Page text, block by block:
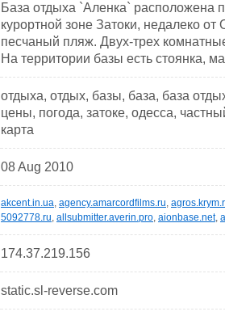
База отдыха `Аленка` расположена
курортной зоне Затоки, недалеко
песчаный пляж. Двух-трех
На территории базы есть стоянка,
отдыха, отдых, базы, база, база
цены, погода, затоке, одесса,
карта
08 Aug 2010
akcent.in.ua, agency.amarcordfilms.ru,
5092778.ru, allsubmitter.averin.pro, aionbase.net,
174.37.219.156
static.sl-reverse.com